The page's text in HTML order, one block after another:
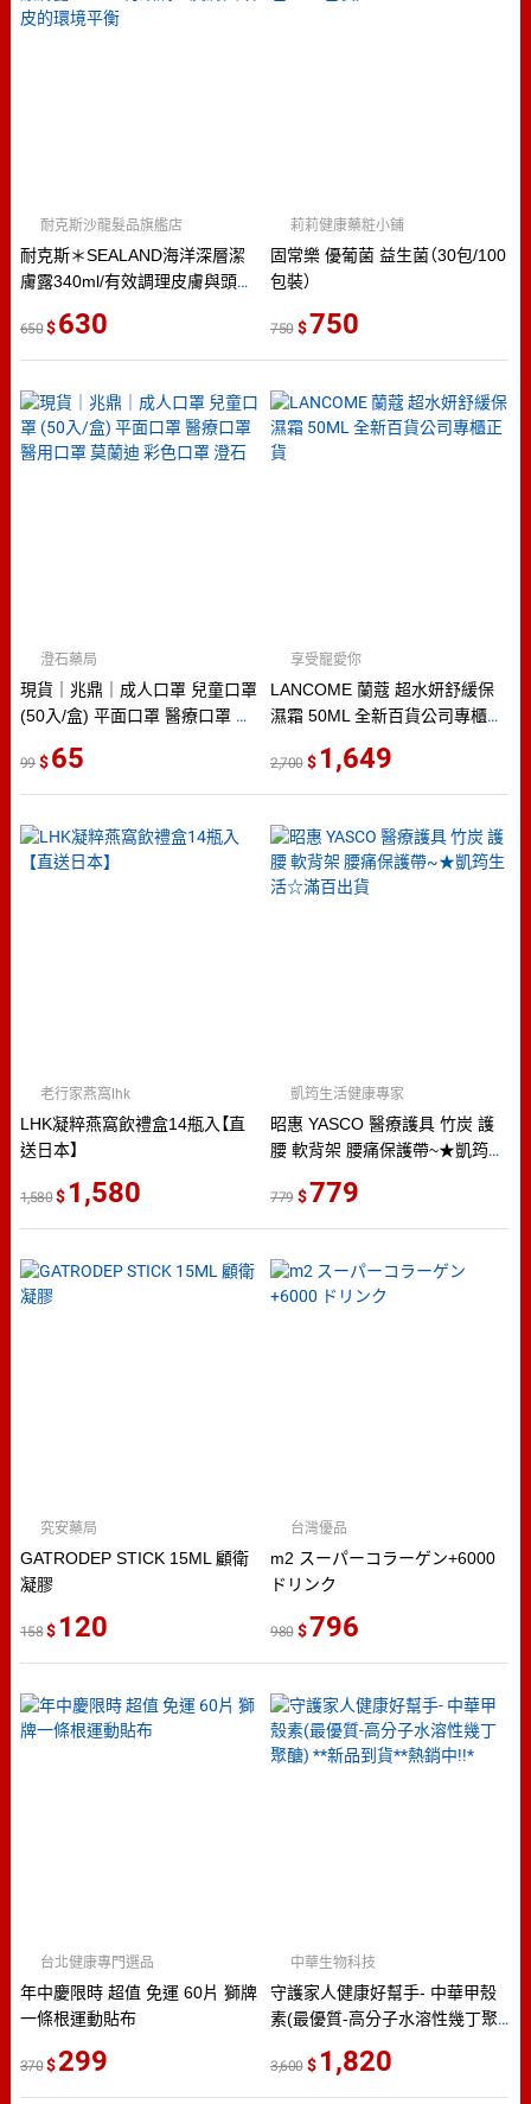
耐克斯＊SEALAND海洋深層潔
膚露340ml/有效調理皮膚與頭皮
耐克斯沙龍髮品旗艦店
650 630
固常樂 優葡菌 益生菌（30包/100
包裝）
莉莉健康藥粧小鋪
750 750
現貨｜兆鼎｜成人口罩 兒童口罩
(50入/盒) 平面口罩 醫療口罩 醫
澄石藥局
99 65
LANCOME 蘭蔻 超水妍舒緩保
濕霜 50ML 全新百貨公司專櫃正
享受寵愛你
2,700 1,649
LHK凝粹燕窩飲禮盒14瓶入【直
送日本】
老行家燕窩lhk
1,580 1,580
昭惠 YASCO 醫療護具 竹炭 護
腰 軟背架 腰痛保護帶~★凱筠生
凱筠生活健康專家
779 779
GATRODEP STICK 15ML 顧衛
凝膠
究安藥局
158 120
m2 スーパーコラーゲン+6000
ドリンク
台灣優品
980 796
年中慶限時 超值 免運 60片 獅牌
一條根運動貼布
台北健康專門選品
370 299
守護家人健康好幫手- 中華甲殼
素(最優質-高分子水溶性幾丁聚
中華生物科技
3,600 1,820